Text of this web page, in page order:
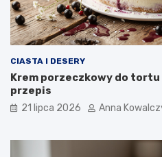
CIASTA I DESERY
Krem porzeczkowy do tortu
przepis
21 lipca 2026 Anna